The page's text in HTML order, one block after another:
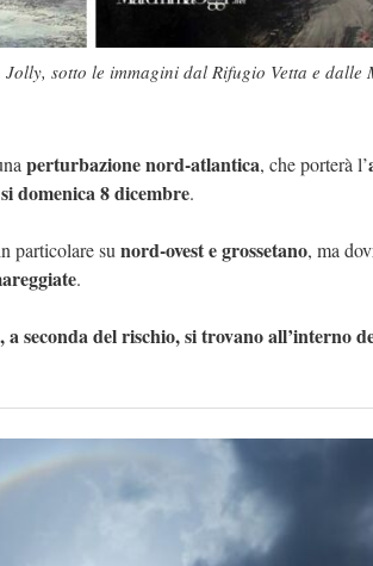
sotto le immagini dal Rifugio Vetta e dalle
perturbazione nord-atlantica, che porterà l’
domenica 8 dicembre.
particolare su nord-ovest e grossetano, ma
.
seconda del rischio, si trovano all’interno